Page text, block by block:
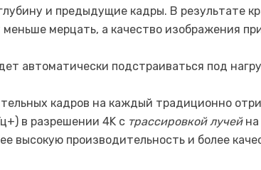
и предыдущие кадры. В результате
мерцать, а качество изображения
автоматически подстраиваться под
кадров на каждый традиционно
в разрешении 4K с трассировкой лучейна
высокую производительность и более